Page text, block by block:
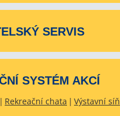
SERVIS
SYSTÉM AKCÍ
Rekreační chata Výstavní síň